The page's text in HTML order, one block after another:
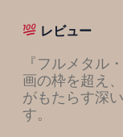
レビュー
『フルメタル
画の枠を超え
がもたらす深
す。